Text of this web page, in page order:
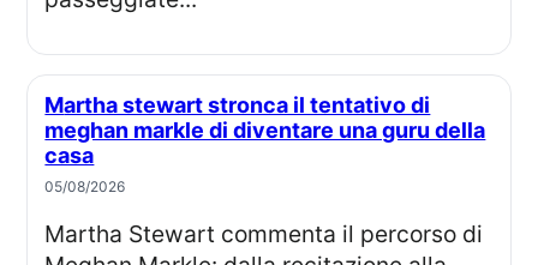
Martha stewart stronca il tentativo di
meghan markle di diventare una guru della
casa
05/08/2026
Martha Stewart commenta il percorso di